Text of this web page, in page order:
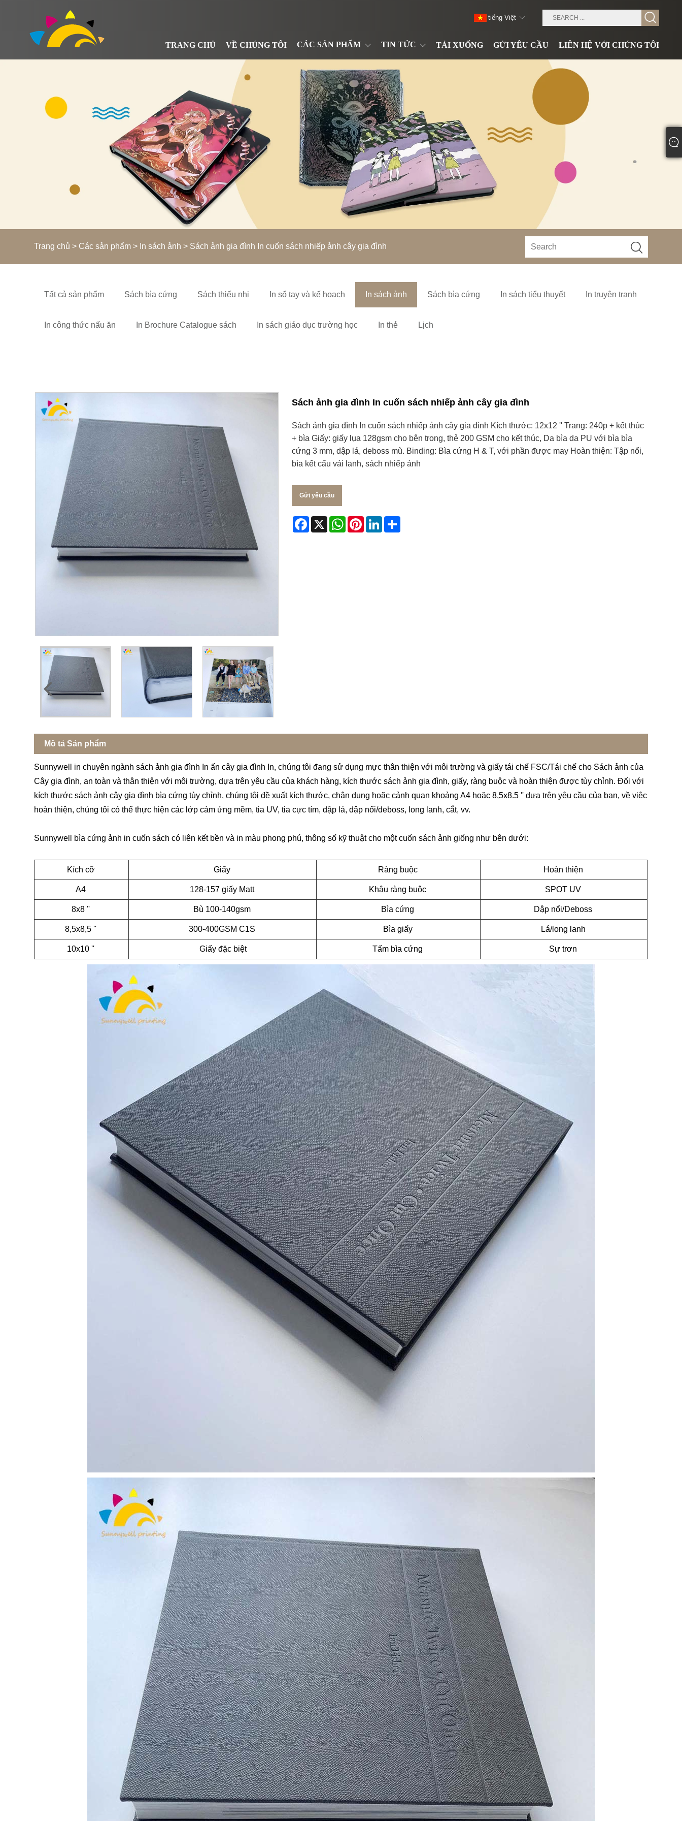
TRANG CHỦ VỀ CHÚNG TÔI CÁC SẢN PHẨM TIN TỨC TẢI XUỐNG GỬI YÊU CẦU LIÊN HỆ VỚI CHÚNG TÔI
tiếng Việt
Trang chủ > Các sản phẩm > In sách ảnh > Sách ảnh gia đình In cuốn sách nhiếp ảnh cây gia đình
Tất cả sản phẩm Sách bìa cứng Sách thiếu nhi In sổ tay và kế hoạch In sách ảnh Sách bìa cứng In sách tiểu thuyết In truyện tranh
In công thức nấu ăn In Brochure Catalogue sách In sách giáo dục trường học In thẻ Lịch
Sách ảnh gia đình In cuốn sách nhiếp ảnh cây gia đình
Sách ảnh gia đình In cuốn sách nhiếp ảnh cây gia đình Kích thước: 12x12 '' Trang: 240p + kết thúc
+ bìa Giấy: giấy lụa 128gsm cho bên trong, thẻ 200 GSM cho kết thúc, Da bìa da PU với bìa bìa
cứng 3 mm, dập lá, deboss mù. Binding: Bìa cứng H & T, với phần được may Hoàn thiện: Tập nổi,
bìa kết cấu vải lanh, sách nhiếp ảnh
Gửi yêu cầu
Facebook
X WhatsApp
PinterestLinkedIn
Mô tả Sản phẩm
Sunnywell in chuyên ngành sách ảnh gia đình In ấn cây gia đình In, chúng tôi đang sử dụng mực thân thiện với môi trường và giấy tái chế FSC/Tái chế cho Sách ảnh của
Cây gia đình, an toàn và thân thiện với môi trường, dựa trên yêu cầu của khách hàng, kích thước sách ảnh gia đình, giấy, ràng buộc và hoàn thiện được tùy chỉnh. Đối với
kích thước sách ảnh cây gia đình bìa cứng tùy chỉnh, chúng tôi đề xuất kích thước, chân dung hoặc cảnh quan khoảng A4 hoặc 8,5x8.5 '' dựa trên yêu cầu của bạn, về việc
hoàn thiện, chúng tôi có thể thực hiện các lớp cảm ứng mềm, tia UV, tia cực tím, dập lá, dập nổi/deboss, long lanh, cắt, vv.
Sunnywell bìa cứng ảnh in cuốn sách có liên kết bền và in màu phong phú, thông số kỹ thuật cho một cuốn sách ảnh giống như bên dưới:
Kích cỡ Giấy Ràng buộc Hoàn thiện
A4 128-157 giấy Matt Khâu ràng buộc SPOT UV
8x8 '' Bù 100-140gsm Bìa cứng Dập nổi/Deboss
8,5x8,5 '' 300-400GSM C1S Bìa giấy Lá/long lanh
10x10 '' Giấy đặc biệt Tấm bìa cứng Sự trơn